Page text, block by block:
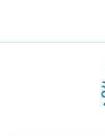
Skip to Main